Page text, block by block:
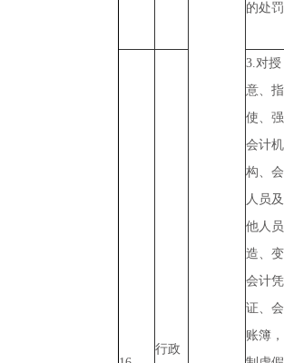
的处罚
行政
3.对授
意、指
使、
会计机
构、
人员
他人
造、
会计凭
证、
账簿